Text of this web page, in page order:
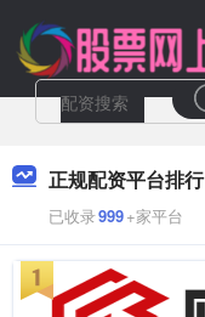
正规配资平台排行
已收录999+家平台